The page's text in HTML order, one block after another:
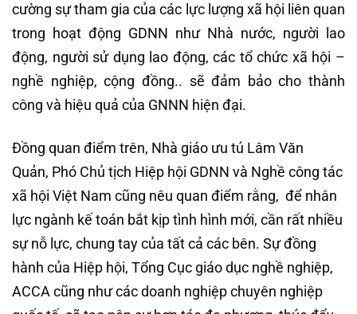
cường sự tham gia của các lực lượng xã hội liên quan
trong hoạt động GDNN như Nhà nước, người lao
động, người sử dụng lao động, các tổ chức xã hội –
nghề nghiệp, cộng đồng.. sẽ đảm bảo cho thành
công và hiệu quả của GNNN hiện đại.
Đồng quan điểm trên, Nhà giáo ưu tú Lâm Văn
Quản, Phó Chủ tịch Hiệp hội GDNN và Nghề công tác
xã hội Việt Nam cũng nêu quan điểm rằng, để nhân
lực ngành kế toán bắt kịp tình hình mới, cần rất nhiều
sự nỗ lực, chung tay của tất cả các bên. Sự đồng
hành của Hiệp hội, Tổng Cục giáo dục nghề nghiệp,
ACCA cũng như các doanh nghiệp chuyên nghiệp